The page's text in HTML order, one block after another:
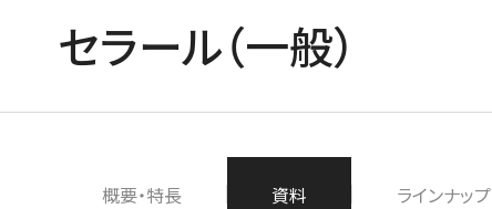
セラール（一般）
概要・特長 資料 ラインナップ